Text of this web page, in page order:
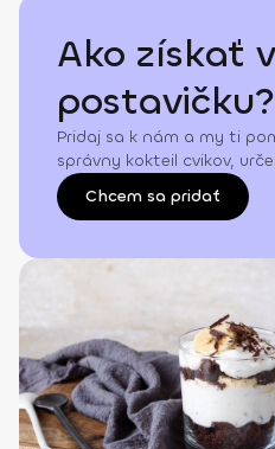
Ako získať
postavičku?
Pridaj sa k nám a my ti
správny kokteil cvikov,
Chcem sa pridať